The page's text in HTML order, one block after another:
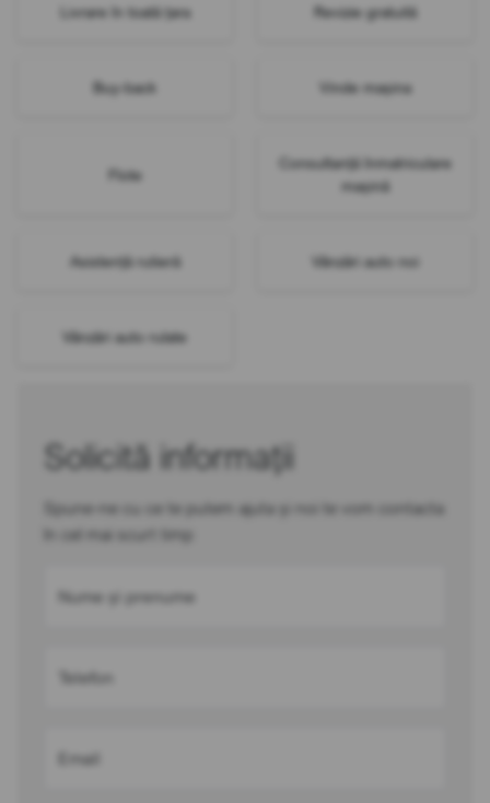
Livrare în toată țara Revizie gratuită
Buy-back Vinde mașina
Flote
Consultanță înmatriculare
mașină
Asistență rutieră Vânzări auto noi
Vânzări auto rulate
Solicită informații
Spune-ne cu ce te putem ajuta și noi te vom contacta
în cel mai scurt timp
Nume și prenume
Telefon
Email